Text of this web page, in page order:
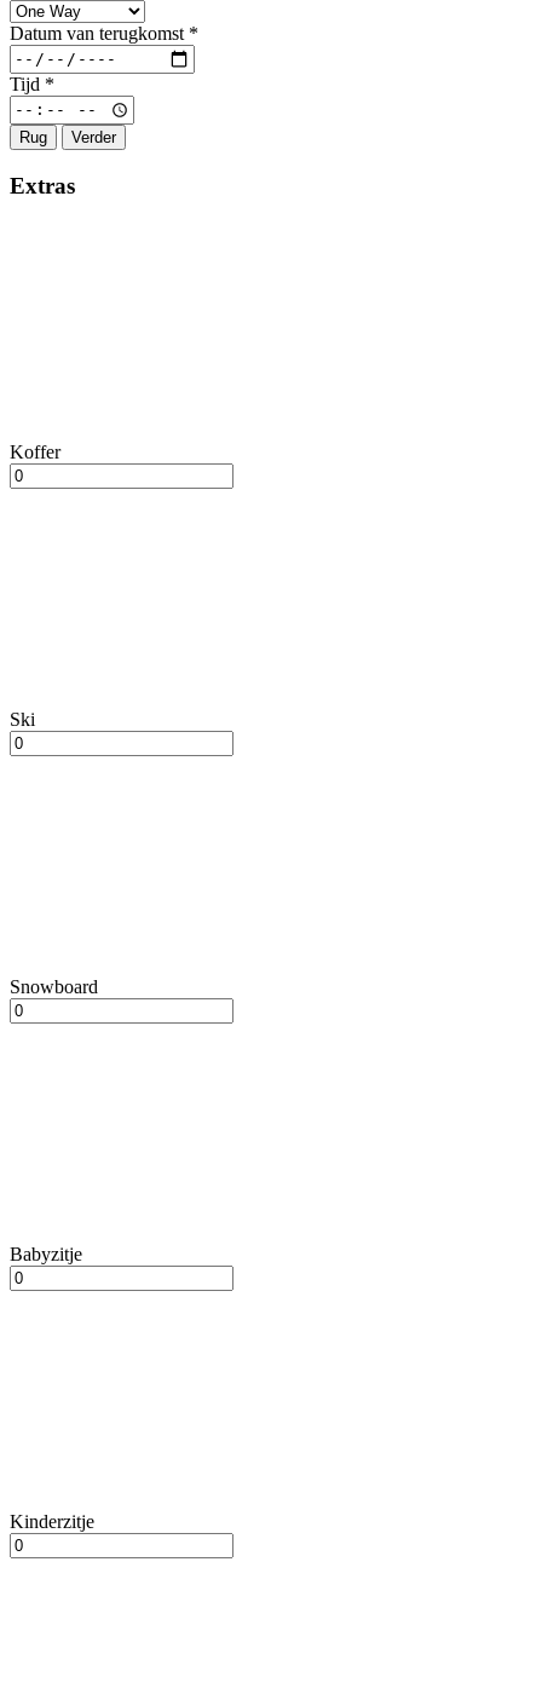
Datum van terugkomst *
Tijd *
Rug Verder
Extras
Koffer
Ski
Snowboard
Babyzitje
Kinderzitje